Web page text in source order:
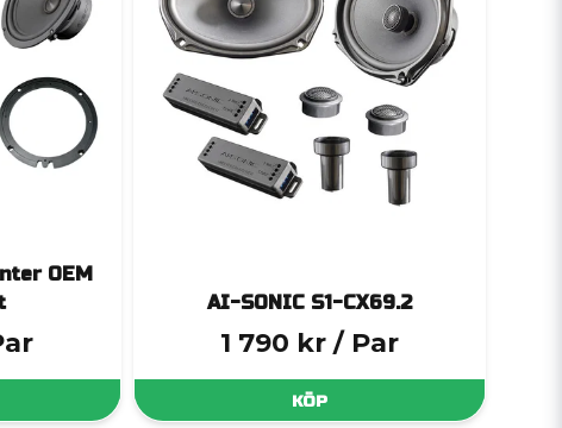
OEM
AI-SONIC S1-CX69.2
1 790 kr / Par
KÖP